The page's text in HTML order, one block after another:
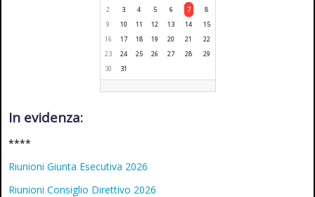
2
3 4 5 6 7
8
9
10 11 12 13 14
15
16
17 18 19 20 21
22
23
24 25 26 27 28
29
30
31
In evidenza:
****
Riunioni Giunta Esecutiva 2026
Riunioni Consiglio Direttivo 2026